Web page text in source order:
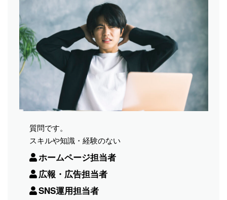
質問です。
スキルや知識・経験のない
ホームページ担当者
広報・広告担当者
SNS運用担当者